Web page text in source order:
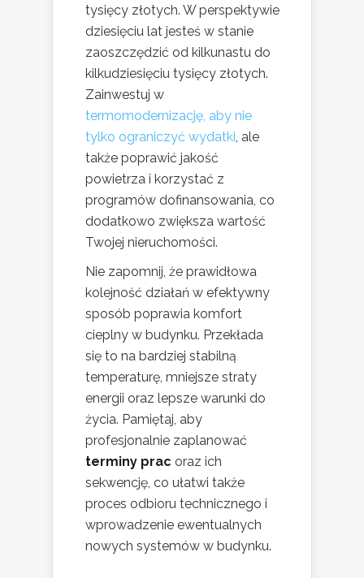
tysięcy złotych. W perspektywie
dziesięciu lat jesteś w stanie
zaoszczędzić od kilkunastu do
kilkudziesięciu tysięcy złotych.
Zainwestuj w
termomodernizację, aby nie
tylko ograniczyć wydatki , ale
także poprawić jakość
powietrza i korzystać z
programów dofinansowania, co
dodatkowo zwiększa wartość
Twojej nieruchomości.
Nie zapomnij, że prawidłowa
kolejność działań w efektywny
sposób poprawia komfort
cieplny w budynku. Przekłada
się to na bardziej stabilną
temperaturę, mniejsze straty
energii oraz lepsze warunki do
życia. Pamiętaj, aby
profesjonalnie zaplanować
terminy prac oraz ich
sekwencję, co ułatwi także
proces odbioru technicznego i
wprowadzenie ewentualnych
nowych systemów w budynku.